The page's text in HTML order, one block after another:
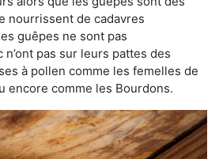
nourrissent de cadavres
guêpes ne sont pas
pas sur leurs pattes des
à pollen comme les femelles de
encore comme les Bourdons.